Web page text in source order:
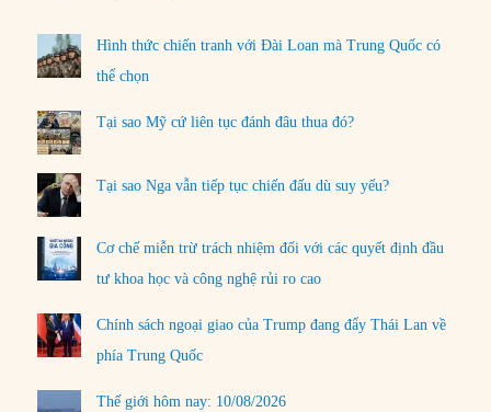
Hình thức chiến tranh với Đài Loan mà Trung Quốc có
thể chọn
Tại sao Mỹ cứ liên tục đánh đâu thua đó?
Tại sao Nga vẫn tiếp tục chiến đấu dù suy yếu?
Cơ chế miễn trừ trách nhiệm đối với các quyết định đầu
tư khoa học và công nghệ rủi ro cao
Chính sách ngoại giao của Trump đang đẩy Thái Lan về
phía Trung Quốc
Thế giới hôm nay: 10/08/2026